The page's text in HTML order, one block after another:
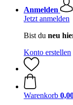
Anmelden
Jetzt anmelden
Bist du neu
Konto erstellen
Warenkorb